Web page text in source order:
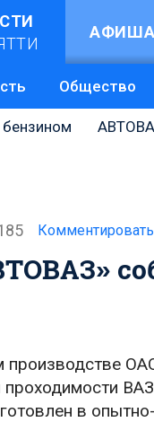
АФИША
Общество
Комментировать
в